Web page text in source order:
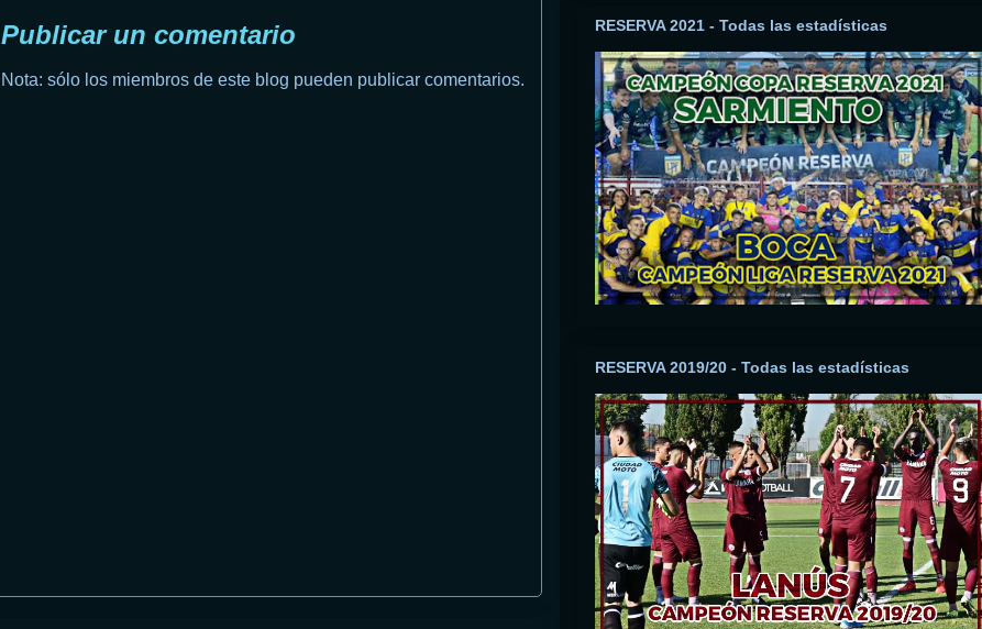
Publicar un comentario
Nota: sólo los miembros de este blog pueden publicar comentarios.
RESERVA 2021 - Todas las estadísticas
RESERVA 2019/20 - Todas las estadísticas